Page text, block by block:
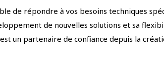
de répondre à vos besoins techniques
de nouvelles solutions et sa
un partenaire de confiance depuis la